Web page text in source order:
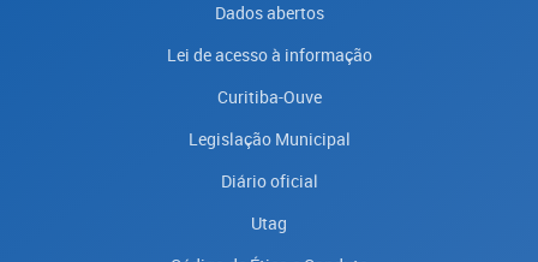
Dados abertos
Lei de acesso à informação
Curitiba-Ouve
Legislação Municipal
Diário oficial
Utag